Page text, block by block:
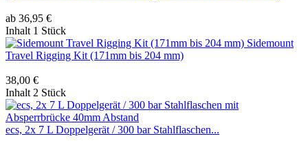
ab 36,95 €
Inhalt 1 Stück
Sidemount
Travel Rigging Kit (171mm bis 204 mm)
38,00 €
Inhalt 2 Stück
ecs, 2x 7 L Doppelgerät / 300 bar Stahlflaschen...